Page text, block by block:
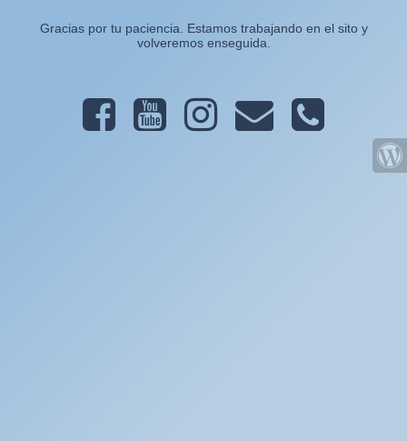
Gracias por tu paciencia. Estamos trabajando en el sito y
volveremos enseguida.